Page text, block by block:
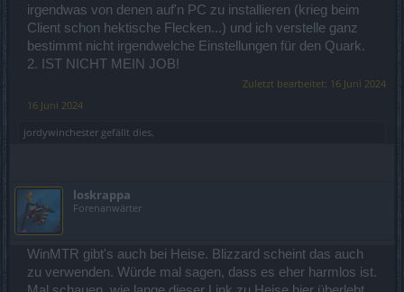
irgendwas von denen auf'n PC zu installieren (krieg beim
Client schon hektische Flecken...) und ich verstelle ganz
bestimmt nicht irgendwelche Einstellungen für den Quark.
2. IST NICHT MEIN JOB!
Zuletzt bearbeitet: 16 Juni 2024
16 Juni 2024
jordywinchester gefällt dies.
loskrappa
Forenanwärter
WinMTR gibt's auch bei Heise. Blizzard scheint das auch
zu verwenden. Würde mal sagen, dass es eher harmlos ist.